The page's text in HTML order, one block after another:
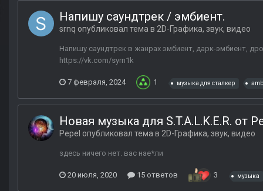
Напишу саундтрек / эмбиент.
srnq опубликовал тема в 2D-Графика, звук, видео
Напишу саундтрек в жанрах эмбиент, дарк-эмбиент,
https://vk.com/syrn1k
7 февраля, 2024 1 музыка для сталкер
Новая музыка для S.T.A.L.K.E.R. от
Pepel опубликовал тема в 2D-Графика, звук, видео
здесь ничего нет. вас нае*ли
20 июля, 2020 15 ответов 3 музыка